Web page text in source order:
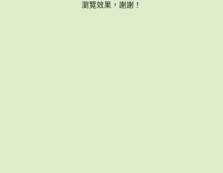
瀏覽效果，謝謝！